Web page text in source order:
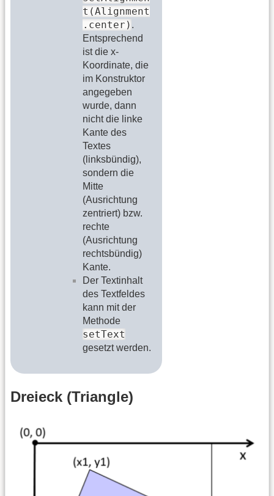
t(Alignment
.center) .
Entsprechend
ist die x-
Koordinate, die
im Konstruktor
angegeben
wurde, dann
nicht die linke
Kante des
Textes
(linksbündig),
sondern die
Mitte
(Ausrichtung
zentriert) bzw.
rechte
(Ausrichtung
rechtsbündig)
Kante.
Der Textinhalt
des Textfeldes
kann mit der
Methode
setText
gesetzt werden.
Dreieck (Triangle)